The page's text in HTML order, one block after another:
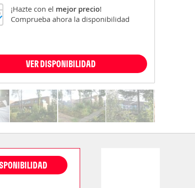
¡Hazte con el mejor precio!
Comprueba ahora la disponibilidad
VER DISPONIBILIDAD